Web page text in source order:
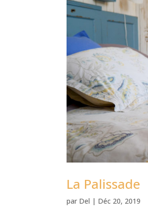
La Palissade
par Del | Déc 20, 2019